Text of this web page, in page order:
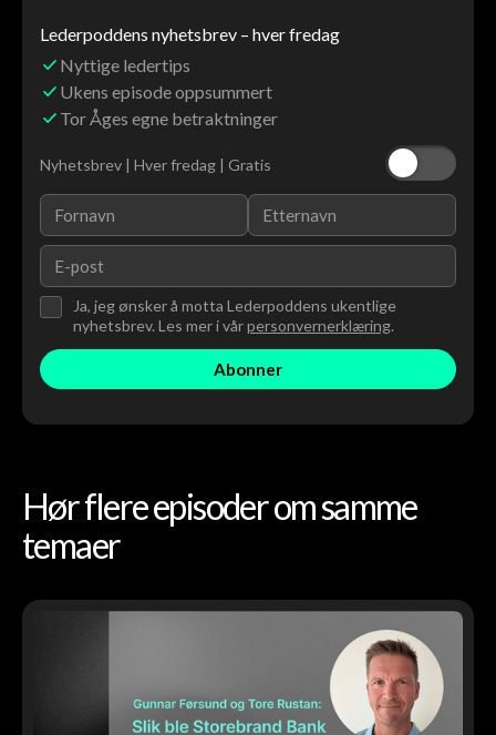
Lederpoddens nyhetsbrev – hver fredag
Nyttige ledertips
Ukens episode oppsummert
Tor Åges egne betraktninger
Nyhetsbrev | Hver fredag | Gratis
Ja, jeg ønsker å motta Lederpoddens ukentlige
nyhetsbrev. Les mer i vårpersonvernerklæring.
Hør flere episoder om samme
temaer